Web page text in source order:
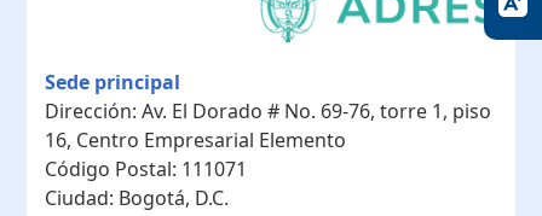
Sede principal
Dirección: Av. El Dorado # No. 69-76, torre 1, piso
16, Centro Empresarial Elemento
Código Postal: 111071
Ciudad: Bogotá, D.C.